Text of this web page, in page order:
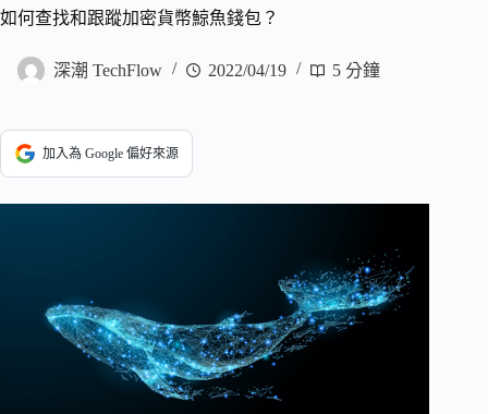
如何查找和跟蹤加密貨幣鯨魚錢包？
深潮 TechFlow 2022/04/19 5 分鐘
加入為 Google 偏好來源